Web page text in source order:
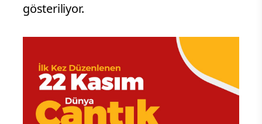
gösteriliyor.